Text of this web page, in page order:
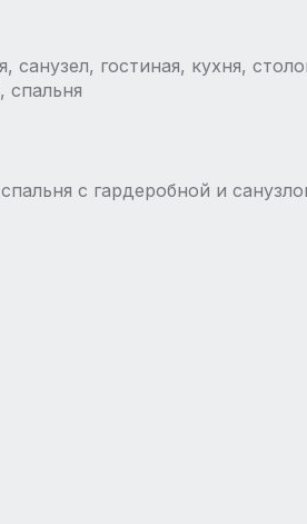
санузел, гостиная, кухня,
спальня
с гардеробной и